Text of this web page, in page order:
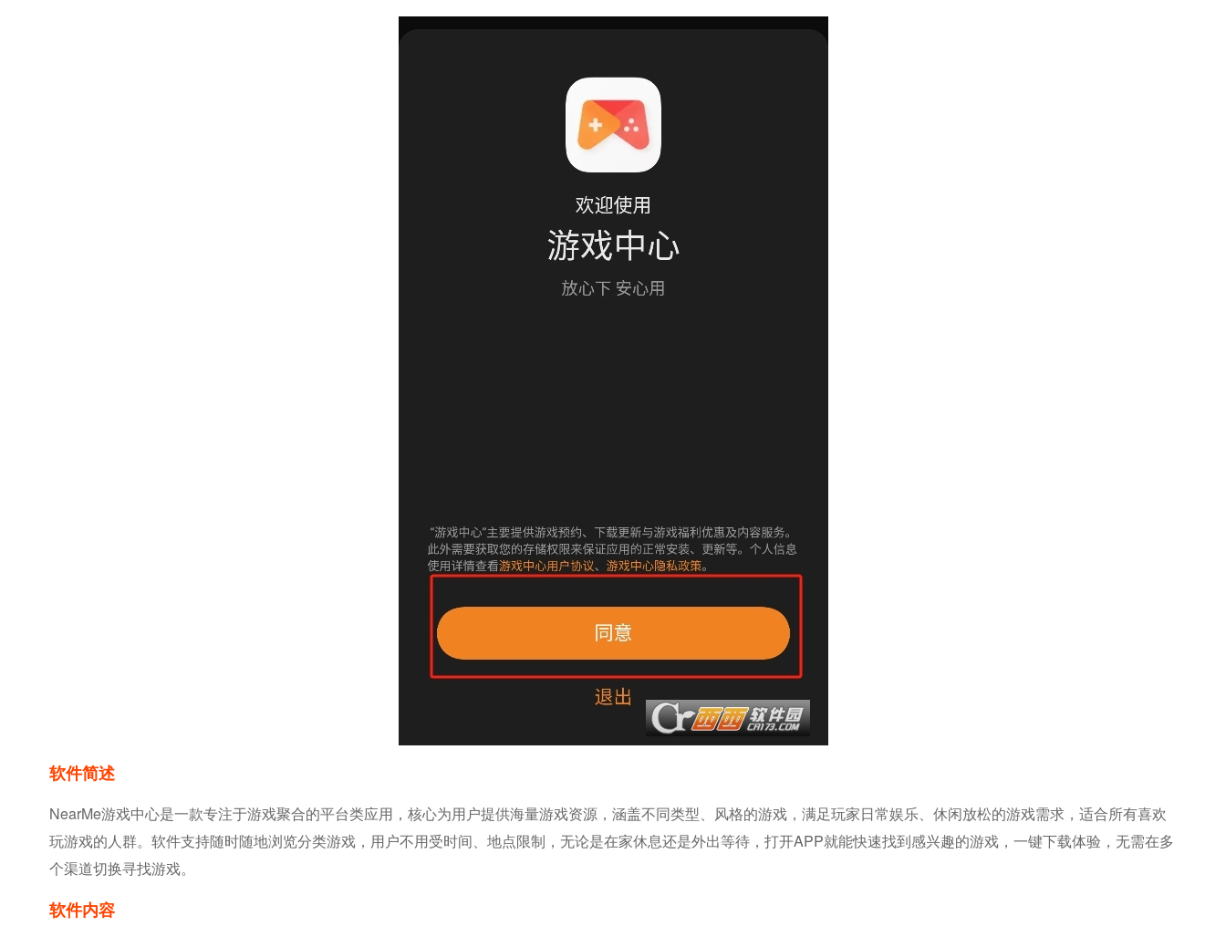
软件简述
NearMe游戏中心是一款专注于游戏聚合的平台类应用，核心为用户提供海量游戏资源，涵盖不同类型、风格的游戏，满足玩家日常娱乐、休闲放松的游戏需求，适合所有喜欢
玩游戏的人群。软件支持随时随地浏览分类游戏，用户不用受时间、地点限制，无论是在家休息还是外出等待，打开APP就能快速找到感兴趣的游戏，一键下载体验，无需在多
个渠道切换寻找游戏。
软件内容